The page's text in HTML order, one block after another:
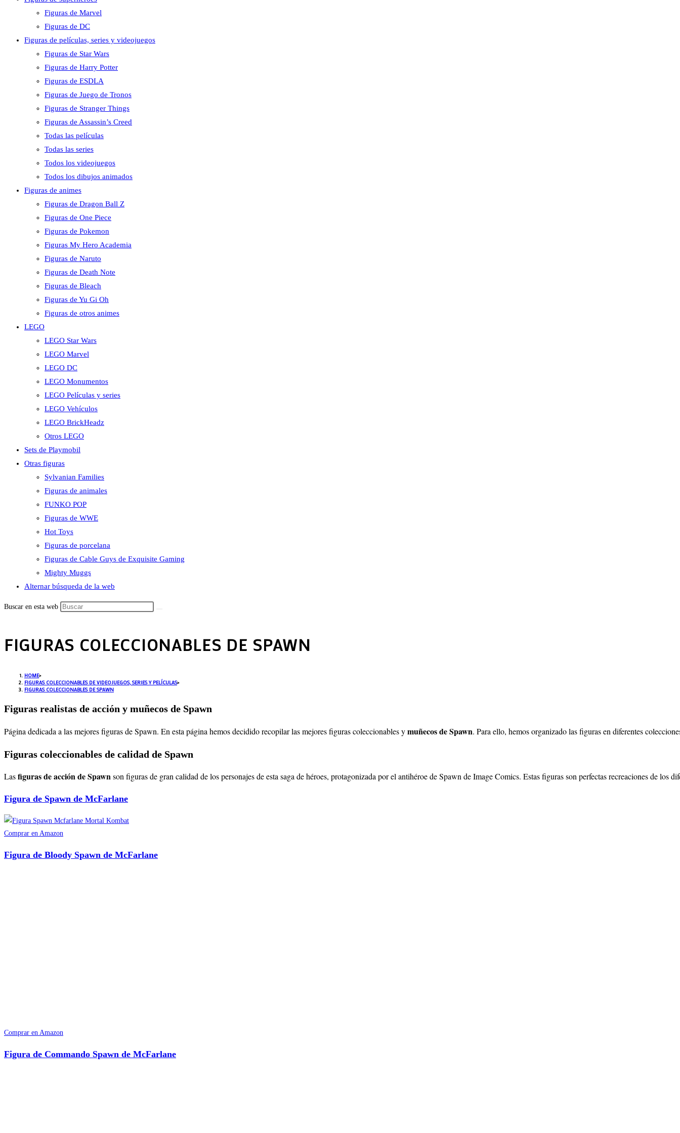
Figuras de Marvel
Figuras de DC
Figuras de películas, series y videojuegos
Figuras de Star Wars
Figuras de Harry Potter
Figuras de ESDLA
Figuras de Juego de Tronos
Figuras de Stranger Things
Figuras de Assassin’s Creed
Todas las películas
Todas las series
Todos los videojuegos
Todos los dibujos animados
Figuras de animes
Figuras de Dragon Ball Z
Figuras de One Piece
Figuras de Pokemon
Figuras My Hero Academia
Figuras de Naruto
Figuras de Death Note
Figuras de Bleach
Figuras de Yu Gi Oh
Figuras de otros animes
LEGO
LEGO Star Wars
LEGO Marvel
LEGO DC
LEGO Monumentos
LEGO Películas y series
LEGO Vehículos
LEGO BrickHeadz
Otros LEGO
Sets de Playmobil
Otras figuras
Sylvanian Families
Figuras de animales
FUNKO POP
Figuras de WWE
Hot Toys
Figuras de porcelana
Figuras de Cable Guys de Exquisite Gaming
Mighty Muggs
Alternar búsqueda de la web
Buscar en esta web
FIGURAS COLECCIONABLES DE SPAWN
HOME>
FIGURAS COLECCIONABLES DE VIDEOJUEGOS, SERIES Y PELÍCULAS>
FIGURAS COLECCIONABLES DE SPAWN
Figuras realistas de acción y muñecos de Spawn
Página dedicada a las mejores figuras de Spawn. En esta página hemos decidido recopilar las mejores figuras coleccionables ymuñecos de Spawn. Para ello, hemos organizado las figuras en diferentes
Figuras coleccionables de calidad de Spawn
Lasfiguras de acción de Spawnson figuras de gran calidad de los personajes de esta saga de héroes, protagonizada por el antihéroe de Spawn de Image Comics. Estas figuras son perfectas recreaciones de
Figura de Spawn de McFarlane
Comprar en Amazon
Figura de Bloody Spawn de McFarlane
Comprar en Amazon
Figura de Commando Spawn de McFarlane